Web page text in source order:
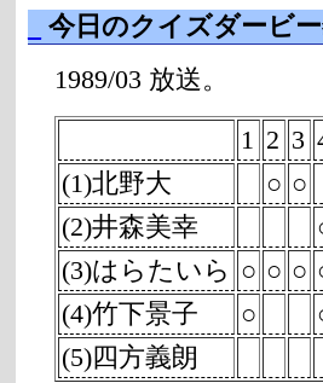
今日のクイズダービー
1989/03 放送。
1 2 3
(1)北野大
○ ○
(2)井森美幸
(3)はらたいら ○ ○ ○
(4)竹下景子
○
(5)四方義朗